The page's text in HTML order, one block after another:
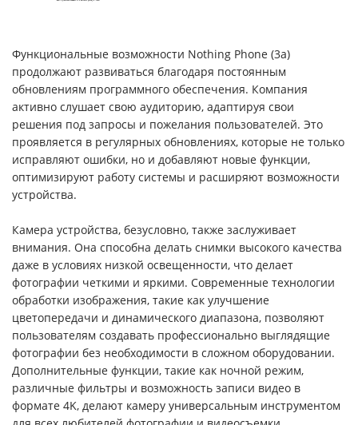
Функциональные возможности Nothing Phone (3a)
продолжают развиваться благодаря постоянным
обновлениям программного обеспечения. Компания
активно слушает свою аудиторию, адаптируя свои
решения под запросы и пожелания пользователей. Это
проявляется в регулярных обновлениях, которые не только
исправляют ошибки, но и добавляют новые функции,
оптимизируют работу системы и расширяют возможности
устройства.
Камера устройства, безусловно, также заслуживает
внимания. Она способна делать снимки высокого качества
даже в условиях низкой освещенности, что делает
фотографии четкими и яркими. Современные технологии
обработки изображения, такие как улучшение
цветопередачи и динамического диапазона, позволяют
пользователям создавать профессионально выглядящие
фотографии без необходимости в сложном оборудовании.
Дополнительные функции, такие как ночной режим,
различные фильтры и возможность записи видео в
формате 4K, делают камеру универсальным инструментом